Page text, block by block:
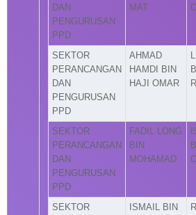
DAN
PENGURUSAN
PPD
MAT
SEKTOR
PERANCANGAN
DAN
PENGURUSAN
PPD
AHMAD
HAMDI BIN
HAJI OMAR
SEKTOR
PERANCANGAN
DAN
PENGURUSAN
PPD
FADIL LONG
BIN
MOHAMAD
SEKTOR
ISMAIL BIN